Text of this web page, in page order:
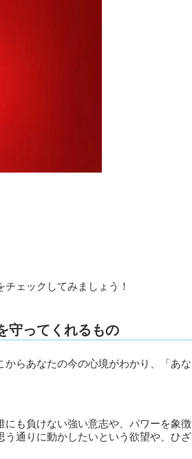
ェックしてみましょう！
守ってくれるもの
らあなたの今の心境がわかり、「あな
にも負けない強い意志や、パワーを象徴
う通りに動かしたいという欲望や、ひざ